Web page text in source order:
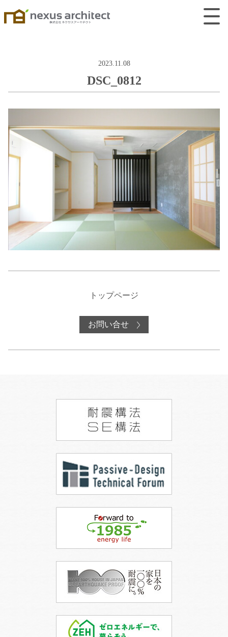
2023.11.08
DSC_0812
トップページ
お問い合せ